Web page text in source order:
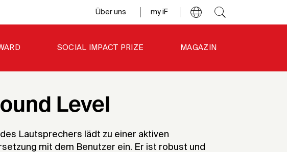
Über uns my iF
SOCIAL IMPACT PRIZE MAGAZIN
Level
Lautsprechers lädt zu einer aktiven
mit dem Benutzer ein. Er ist robust und